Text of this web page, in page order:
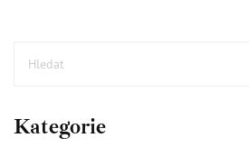
Kategorie